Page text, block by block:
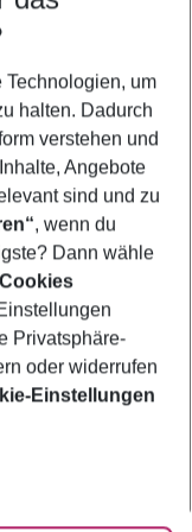
um
halten. Dadurch
verstehen und
Angebote
sind und zu
, wenn du
Dann wähle
Privatsphäre-
oder widerrufen
Einstellungen